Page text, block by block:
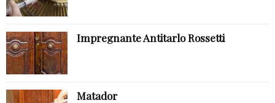
Impregnante Antitarlo Rossetti
Matador